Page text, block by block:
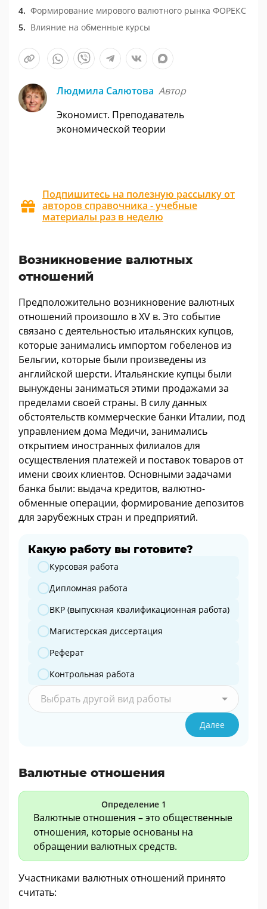
Формирование мирового валютного рынка ФОРЕКС
Влияние на обменные курсы
Людмила Салютова Автор
Экономист. Преподаватель
экономической теории
Подпишитесь на полезную рассылку от
авторов справочника - учебные
материалы раз в неделю
Возникновение валютных
отношений
Предположительно возникновение валютных
отношений произошло в XV в. Это событие
связано с деятельностью итальянских купцов,
которые занимались импортом гобеленов из
Бельгии, которые были произведены из
английской шерсти. Итальянские купцы были
вынуждены заниматься этими продажами за
пределами своей страны. В силу данных
обстоятельств коммерческие банки Италии, под
управлением дома Медичи, занимались
открытием иностранных филиалов для
осуществления платежей и поставок товаров от
имени своих клиентов. Основными задачами
банка были: выдача кредитов, валютно-
обменные операции, формирование депозитов
для зарубежных стран и предприятий.
Какую работу вы готовите?
Какую работу вы готовите?
Курсовая работа
Дипломная работа
ВКР (выпускная квалификационная работа)
Магистерская диссертация
Реферат
Контрольная работа
Выбрать другой вид работы
Далее
Валютные отношения
Определение 1
Валютные отношения – это общественные
отношения, которые основаны на
обращении валютных средств.
Участниками валютных отношений принято
считать: